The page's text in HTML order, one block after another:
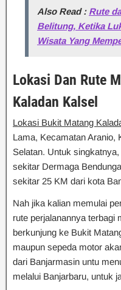
Also Read : Rute
Belitung, Ketika
Wisata Yang
Lokasi Dan Rute
Kaladan Kalsel
Lokasi Bukit Matang
Lama, Kecamatan Aranio,
Selatan. Untuk
sekitar Dermaga
sekitar 25 KM dari kota
Nah jika kalian memulai
rute perjalanannya terbagi
berkunjung ke Bukit
maupun sepeda motor
dari Banjarmasin untu
melalui Banjarbaru, untuk